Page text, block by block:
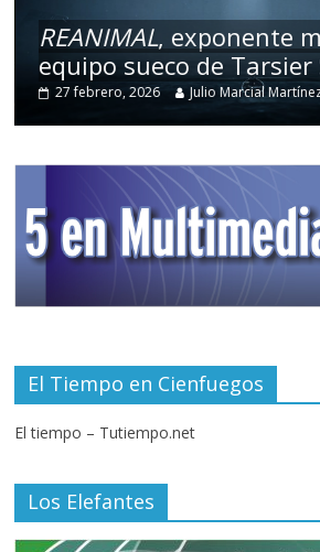
REANIMAL, exponente
equipo sueco de
27 febrero, 2026 Julio Marcial
El Tiempo en Cienfuegos
El tiempo – Tutiempo.net
Los Elefantes